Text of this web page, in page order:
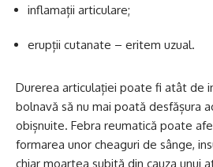
inflamații articulare;
erupții cutanate – eritem uzual.
Durerea articulației poate fi atât de
bolnavă să nu mai poată desfășura
obișnuite. Febra reumatică poate
formarea unor cheaguri de sânge,
chiar moartea subită din cauza unui